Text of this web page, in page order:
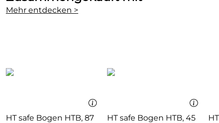
Mehr entdecken >
HT safe Bogen HTB, 87
HT safe Bogen HTB, 45